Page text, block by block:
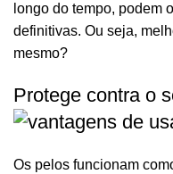
longo do tempo, podem
definitivas. Ou seja,
mesmo?
Protege contra o
Os pelos funcionam